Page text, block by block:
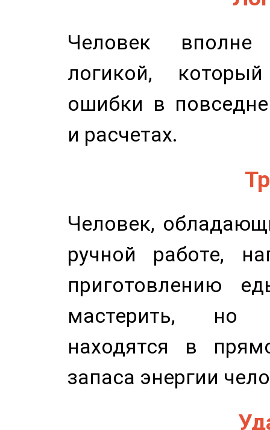
Человек
логикой,
ошибки в
и расчетах.
Человек,
ручной работе,
приготовлению
мастерить, но
находятся в
запаса энергии